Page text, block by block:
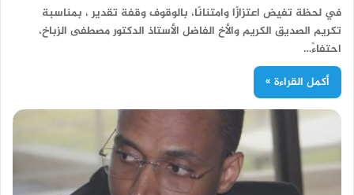
في لحظة تفيض اعتزازًا وامتنانًا، بالوقوف وقفة تقدير ، بمناسبة
تكريم الصديق الكريم والأخ الفاضل الأستاذ الدكتور مصطفى الزباخ،
احتفاءً…
أكمل القراءة »